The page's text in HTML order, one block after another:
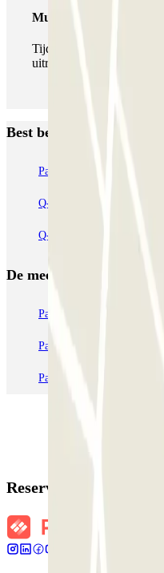
Multipass
Tijdens je verblijf kun je
uitrijden als je wilt.
Best beoordeelde
ParkBee D'Artagnanlaan
Q-Park de Griend
Q-Park Frontenpark
De meest geboekte
Parkeren in Parijs
Parkeren in Station Venetië
Parkeren in Milaan
Reserveringsgegevens